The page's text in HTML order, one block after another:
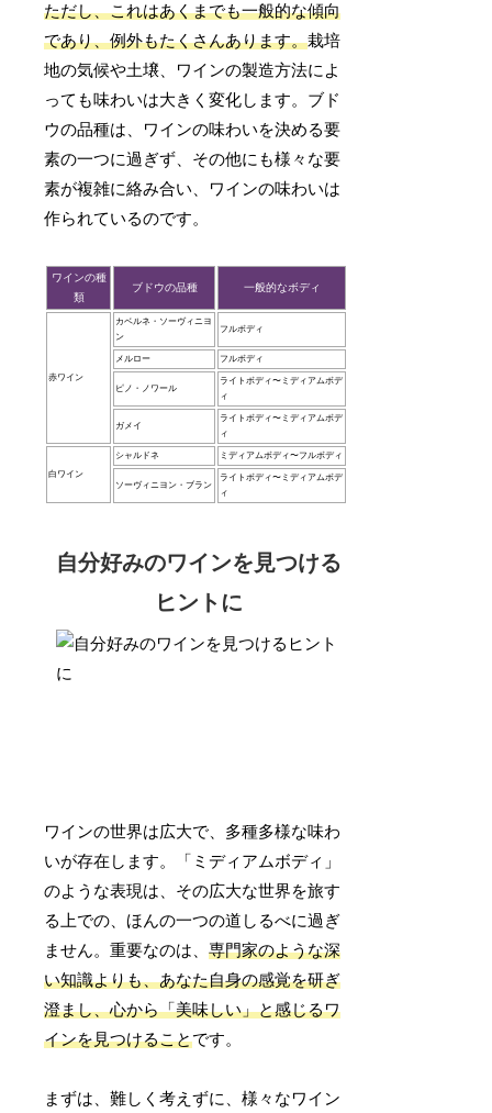
ただし、これはあくまでも一般的な傾向
であり、例外もたくさんあります。栽培
地の気候や土壌、ワインの製造方法によ
っても味わいは大きく変化します。ブド
ウの品種は、ワインの味わいを決める要
素の一つに過ぎず、その他にも様々な要
素が複雑に絡み合い、ワインの味わいは
作られているのです。
ワインの種
類
ブドウの品種 一般的なボディ
赤ワイン
カベルネ・ソーヴィニヨ
ン
フルボディ
メルロー フルボディ
ピノ・ノワール
ライトボディ〜ミディアムボデ
ィ
ガメイ
ライトボディ〜ミディアムボデ
ィ
白ワイン
シャルドネ ミディアムボディ〜フルボディ
ソーヴィニヨン・ブラン
ライトボディ〜ミディアムボデ
ィ
自分好みのワインを見つける
ヒントに
ワインの世界は広大で、多種多様な味わ
いが存在します。「ミディアムボディ」
のような表現は、その広大な世界を旅す
る上での、ほんの一つの道しるべに過ぎ
ません。重要なのは、専門家のような深
い知識よりも、あなた自身の感覚を研ぎ
澄まし、心から「美味しい」と感じるワ
インを見つけることです。
まずは、難しく考えずに、様々なワイン